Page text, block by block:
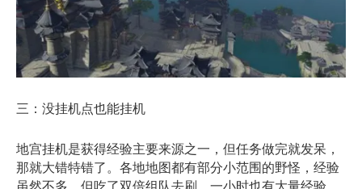
三：没挂机点也能挂机
地宫挂机是获得经验主要来源之一，但任务做完就发呆，
那就大错特错了。各地地图都有部分小范围的野怪，经验